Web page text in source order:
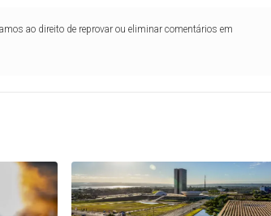
ao direito de reprovar ou eliminar comentários em